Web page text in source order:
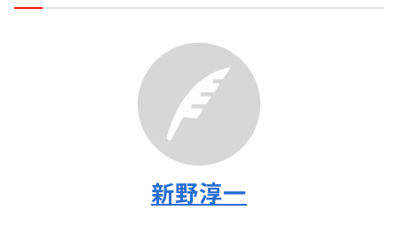
新野淳一